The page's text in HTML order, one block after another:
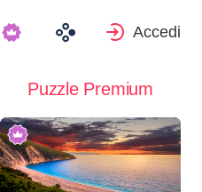
Accedi
Puzzle Premium